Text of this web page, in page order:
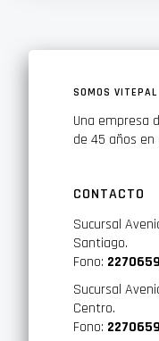
SOMOS VITEPAL
Una empresa
de 45 años en
CONTACTO
Sucursal
Santiago.
Fono:
Sucursal
Centro.
Fono: